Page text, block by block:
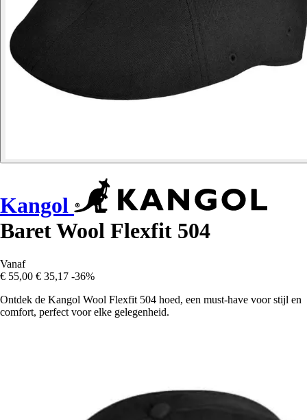
Kangol
Baret Wool Flexfit 504
Vanaf
€ 55,00 € 35,17 -36%
Ontdek de Kangol Wool Flexfit 504 hoed, een must-have voor stijl en
comfort, perfect voor elke gelegenheid.